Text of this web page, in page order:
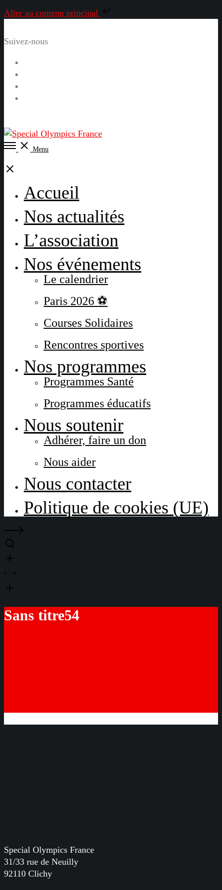
Aller au contenu principal
Suivez-nous
Open
Menu
Close
Accueil
Nos actualités
L’association
Nos événements
Le calendrier
Paris 2026 ⚽
Courses Solidaires
Rencontres sportives
Nos programmes
Programmes Santé
Programmes éducatifs
Nous soutenir
Adhérer, faire un don
Nous aider
Nous contacter
Politique de cookies (UE)
Sans titre54
Special Olympics France
31/33 rue de Neuilly
92110 Clichy